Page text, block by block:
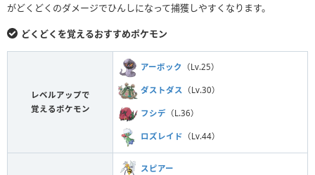
がどくどくのダメージでひんしになって捕獲しやすくなります。
どくどくを覚えるおすすめポケモン
レベルアップで
覚えるポケモン
アーボック （Lv.25）
ダストダス （Lv.30）
フシデ （L.36）
ロズレイド （Lv.44）
スピアー